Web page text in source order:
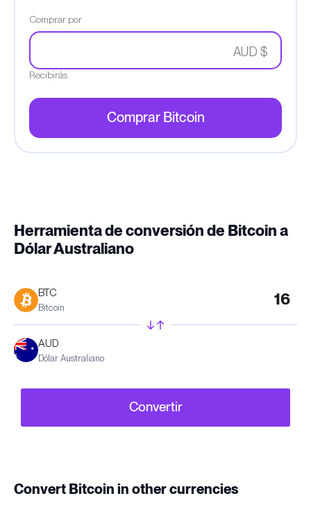
Comprar por
AUD $
Recibirás
Comprar Bitcoin
Herramienta de conversión de Bitcoin a
Dólar Australiano
BTC
Bitcoin
AUD
Dólar Australiano
Convertir
Convert Bitcoin in other currencies